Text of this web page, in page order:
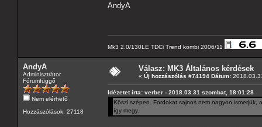
AndyA
Mk3 2.0/130LE TDCi Trend kombi 2006/11
AndyA
Adminisztrátor
Fórumfüggő
Nem elérhető
Hozzászólások: 27118
Válasz: MK3 Általános kérdések
« Új hozzászólás #74194 Dátum:
Idézetet írta: verber - 2018.03.31 szombat, 18:01:28
Köszi szépen. Fordokat sajnos nem nagyon
így megy.